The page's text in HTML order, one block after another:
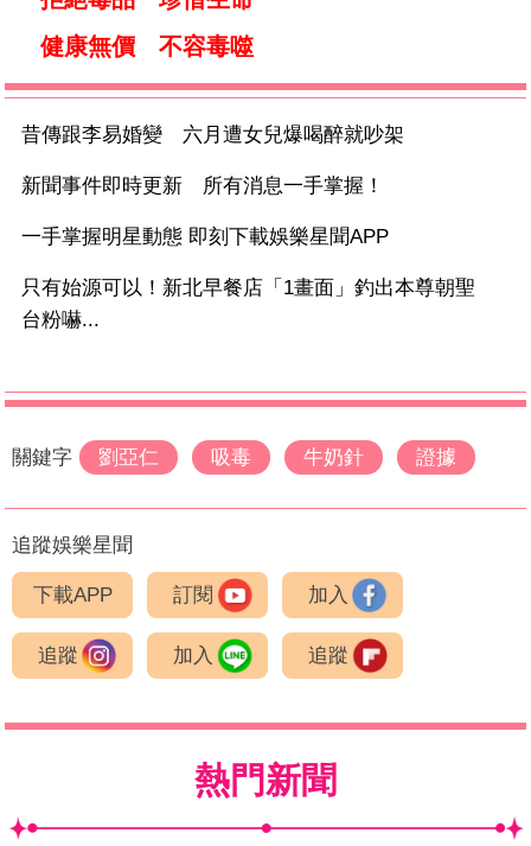
健康無價 不容毒噬
昔傳跟李易婚變 六月遭女兒爆喝醉就吵架
新聞事件即時更新 所有消息一手掌握！
一手掌握明星動態 即刻下載娛樂星聞APP
只有始源可以！新北早餐店「1畫面」釣出本尊朝聖
台粉嚇...
關鍵字 劉亞仁 吸毒 牛奶針 證據
追蹤娛樂星聞
下載APP 訂閱 加入
追蹤 加入 追蹤
熱門新聞